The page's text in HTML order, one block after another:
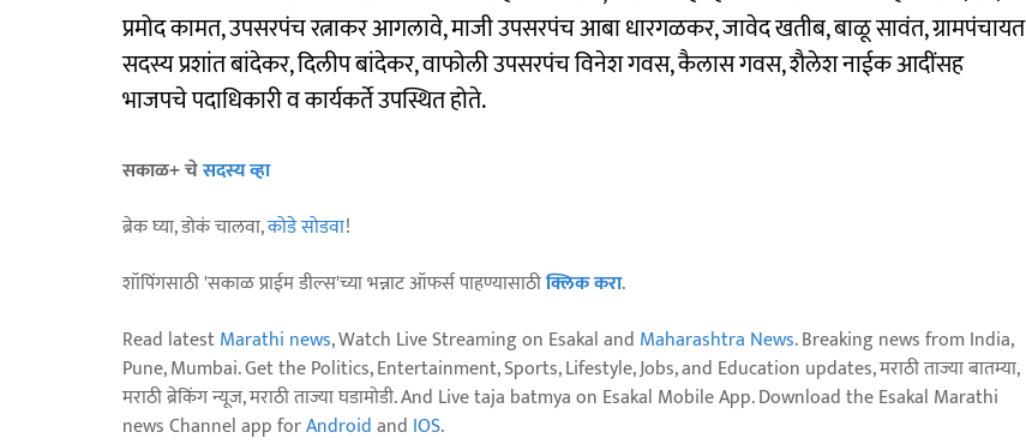
प्रमोद कामत, उपसरपंच रत्नाकर आगलावे, माजी उपसरपंच आबा धारगळकर, जावेद खतीब, बाळू सावंत, ग्रामपंचायत
सदस्य प्रशांत बांदेकर, दिलीप बांदेकर, वाफोली उपसरपंच विनेश गवस, कैलास गवस, शैलेश नाईक आदींसह
भाजपचे पदाधिकारी व कार्यकर्ते उपस्थित होते.
सकाळ+ चेसदस्य व्हा
ब्रेक घ्या, डोकं चालवा,कोडे सोडवा!
शॉपिंगसाठी 'सकाळ प्राईम डील्स'च्या भन्नाट ऑफर्स पाहण्यासाठीक्लिक करा.
Read latestMarathi news, Watch Live Streaming on Esakal and Maharashtra News. Breaking news from India,
Pune, Mumbai. Get the Politics, Entertainment, Sports, Lifestyle, Jobs, and Education updates, मराठी ताज्या बातम्या,
मराठी ब्रेकिंग न्यूज, मराठी ताज्या घडामोडी. And Live taja batmya on Esakal Mobile App. Download the Esakal Marathi
news Channel app forAndroidand IOS.